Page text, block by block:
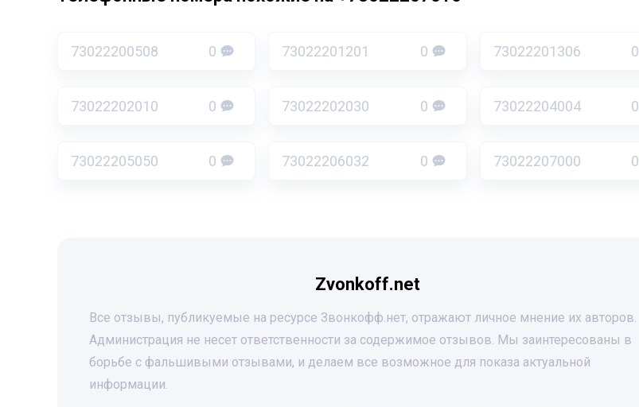
73022200508 0 73022201201 0 73022201306 0
73022202010 0 73022202030 0 73022204004 0
73022205050 0 73022206032 0 73022207000 0
Zvonkoff.net
Все отзывы, публикуемые на ресурсе Звонкофф.нет, отражают личное мнение их авторов.
Администрация не несет ответственности за содержимое отзывов. Мы заинтересованы в
борьбе с фальшивыми отзывами, и делаем все возможное для показа актуальной
информации.